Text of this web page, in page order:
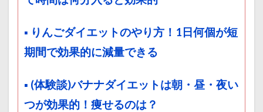
▪ りんごダイエットのやり方！1日何個が短
期間で効果的に減量できる
▪ (体験談)バナナダイエットは朝・昼・夜い
つが効果的！痩せるのは？